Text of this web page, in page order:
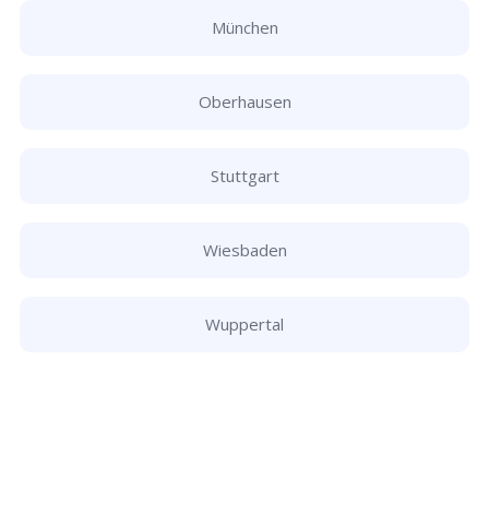
München
Oberhausen
Stuttgart
Wiesbaden
Wuppertal